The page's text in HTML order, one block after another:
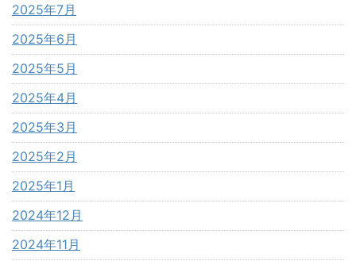
2025年7月
2025年6月
2025年5月
2025年4月
2025年3月
2025年2月
2025年1月
2024年12月
2024年11月